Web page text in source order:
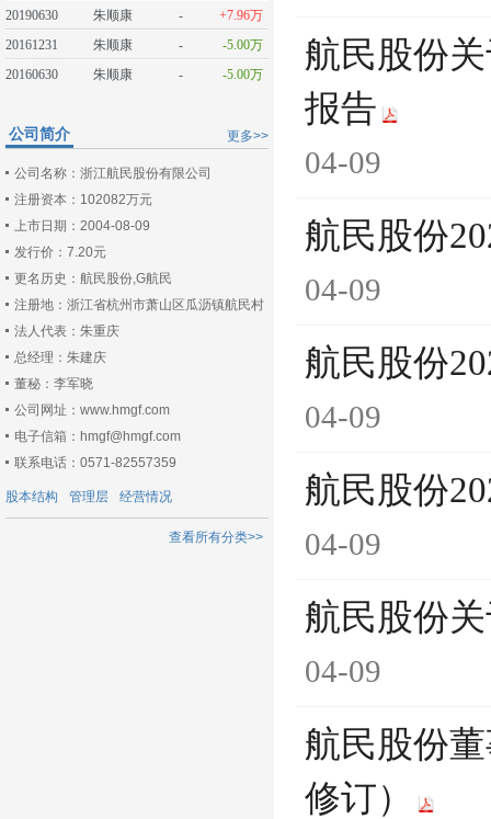
20190630
朱顺康 -
+7.96万
20161231
朱顺康 -
-5.00万
20160630
朱顺康 - -5.00万
更多>>
公司简介
公司名称：浙江航民股份有限公司
注册资本：102082万元
上市日期：2004-08-09
发行价：7.20元
更名历史：航民股份,G航民
注册地：浙江省杭州市萧山区瓜沥镇航民村
法人代表：朱重庆
总经理：朱建庆
董秘：李军晓
公司网址：www.hmgf.com
电子信箱：hmgf@hmgf.com
联系电话：0571-82557359
股本结构 管理层 经营情况
查看所有分类>>
航民股份
报告
04-09
航民股份
04-09
航民股份
04-09
航民股份
04-09
航民股份
04-09
航民股份
修订）